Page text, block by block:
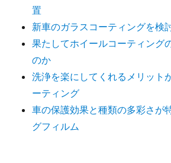
置
新車のガラスコーティングを検
果たしてホイールコーティング
のか
洗浄を楽にしてくれるメリット
ーティング
車の保護効果と種類の多彩さが
グフィルム